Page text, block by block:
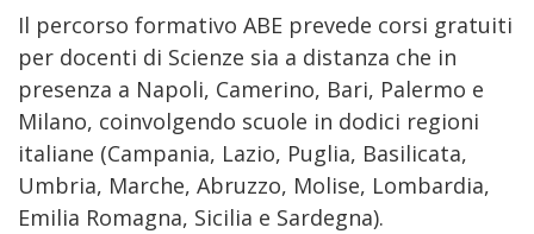
Il percorso formativo ABE prevede corsi gratuiti
per docenti di Scienze sia a distanza che in
presenza a Napoli, Camerino, Bari, Palermo e
Milano, coinvolgendo scuole in dodici regioni
italiane (Campania, Lazio, Puglia, Basilicata,
Umbria, Marche, Abruzzo, Molise, Lombardia,
Emilia Romagna, Sicilia e Sardegna).